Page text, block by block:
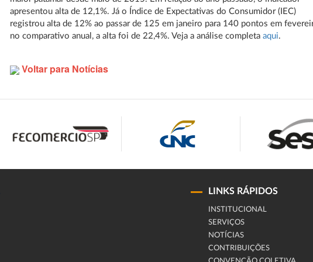
apresentou alta de 12,1%. Já o Índice de Expectativas do Consumidor (IEC)
registrou alta de 12% ao passar de 125 em janeiro para 140 pontos em
no comparativo anual, a alta foi de 22,4%. Veja a análise completaaqui.
Voltar para Notícias
LINKS RÁPIDOS
INSTITUCIONAL
SERVIÇOS
NOTÍCIAS
CONTRIBUIÇÕES